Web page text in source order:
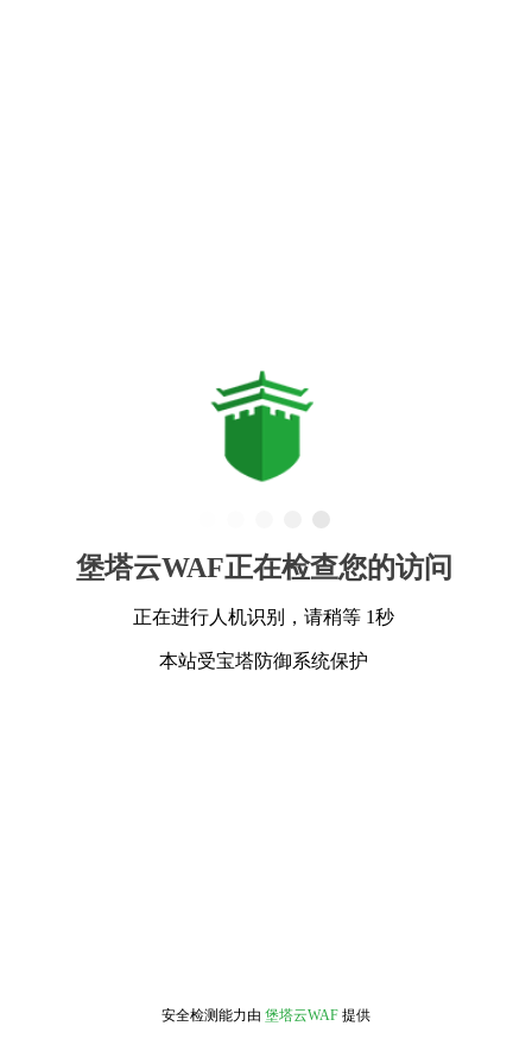
堡塔云WAF正在检查您的访问
正在进行人机识别，请稍等 1秒
本站受宝塔防御系统保护
安全检测能力由 堡塔云WAF 提供